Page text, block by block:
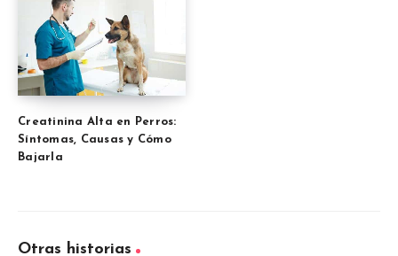
Creatinina Alta en Perros:
Síntomas, Causas y Cómo
Bajarla
Otras historias